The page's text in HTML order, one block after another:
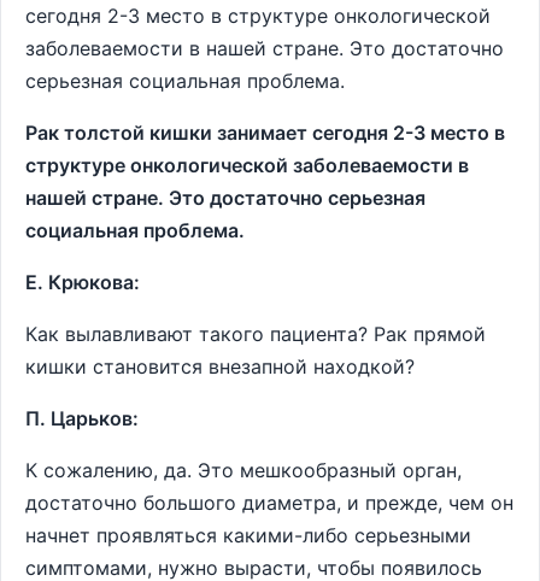
сегодня 2-3 место в структуре онкологической
заболеваемости в нашей стране. Это достаточно
серьезная социальная проблема.
Рак толстой кишки занимает сегодня 2-3 место в
структуре онкологической заболеваемости в
нашей стране. Это достаточно серьезная
социальная проблема.
Е. Крюкова:
Как вылавливают такого пациента? Рак прямой
кишки становится внезапной находкой?
П. Царьков:
К сожалению, да. Это мешкообразный орган,
достаточно большого диаметра, и прежде, чем он
начнет проявляться какими-либо серьезными
симптомами, нужно вырасти, чтобы появилось